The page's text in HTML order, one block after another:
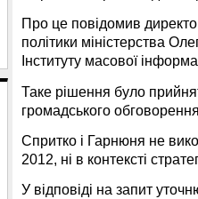
Про це повідомив
політики міністерства
Інституту масової
Таке рішення було
громадського
Спритко і Гарнюня не
2012, ні в контексті
У відповіді на запит